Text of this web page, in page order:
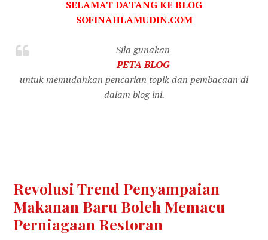
SELAMAT DATANG KE BLOG
SOFINAHLAMUDIN.COM
Sila gunakan
PETA BLOG
untuk memudahkan pencarian topik dan pembacaan di
dalam blog ini.
Revolusi Trend Penyampaian
Makanan Baru Boleh Memacu
Perniagaan Restoran